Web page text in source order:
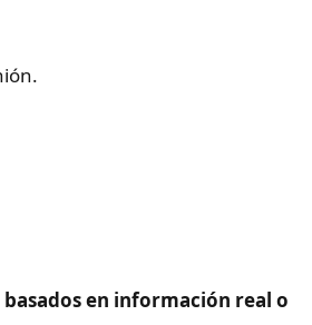
en información real o